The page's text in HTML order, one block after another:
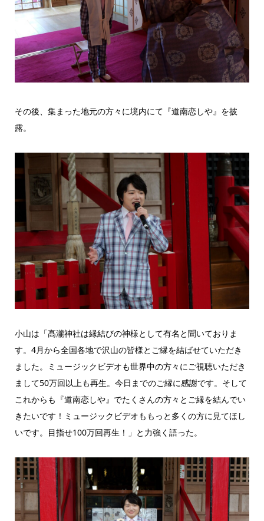
その後、集まった地元の方々に境内にて『道南恋しや』を披
露。
小山は「髙瀧神社は縁結びの神様として有名と聞いておりま
す。4月から全国各地で沢山の皆様とご縁を結ばせていただき
ました。ミュージックビデオも世界中の方々にご視聴いただき
まして50万回以上も再生。今日までのご縁に感謝です。そして
これからも『道南恋しや』でたくさんの方々とご縁を結んでい
きたいです！ミュージックビデオももっと多くの方に見てほし
いです。目指せ100万回再生！」と力強く語った。